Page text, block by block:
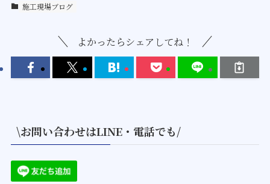
施工現場ブログ
よかったらシェアしてね！
\お問い合わせはLINE・電話でも/